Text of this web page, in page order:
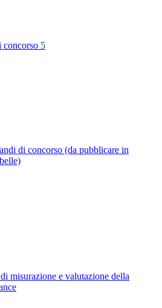
concorso 5
di concorso (da pubblicare in
misurazione e valutazione della